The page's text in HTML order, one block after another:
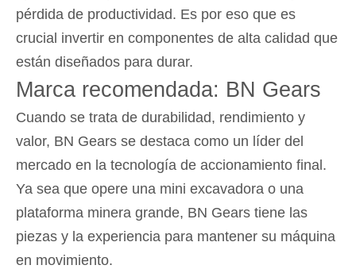
pérdida de productividad. Es por eso que es
crucial invertir en componentes de alta calidad que
están diseñados para durar.
Marca recomendada: BN Gears
Cuando se trata de durabilidad, rendimiento y
valor, BN Gears se destaca como un líder del
mercado en la tecnología de accionamiento final.
Ya sea que opere una mini excavadora o una
plataforma minera grande, BN Gears tiene las
piezas y la experiencia para mantener su máquina
en movimiento.